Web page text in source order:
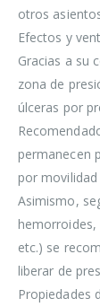
otros
Efectos y
Gracias a su
zona de
úlceras por
permanecen
por
Asimismo,
etc.) se
liberar de
Propiedades